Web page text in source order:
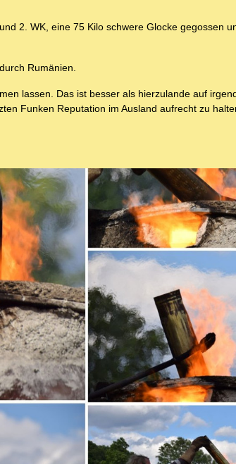
2. WK, eine 75 Kilo schwere Glocke gegossen
Rumänien.
lassen. Das ist besser als hierzulande auf
Funken Reputation im Ausland aufrecht zu